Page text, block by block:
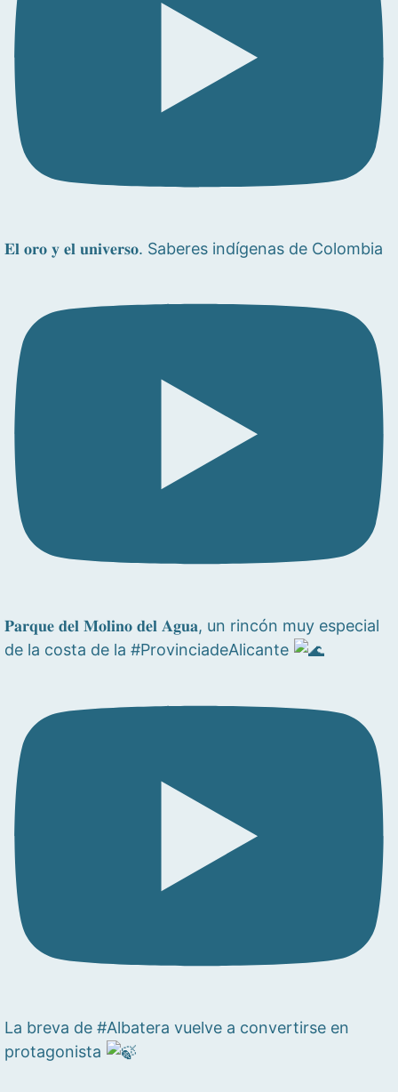
𝐄𝐥 𝐨𝐫𝐨 𝐲 𝐞𝐥 𝐮𝐧𝐢𝐯𝐞𝐫𝐬𝐨. Saberes indígenas de Colombia
𝐏𝐚𝐫𝐪𝐮𝐞 𝐝𝐞𝐥 𝐌𝐨𝐥𝐢𝐧𝐨 𝐝𝐞𝐥 𝐀𝐠𝐮𝐚, un rincón muy especial
de la costa de la #ProvinciadeAlicante
La breva de #Albatera vuelve a convertirse en
protagonista